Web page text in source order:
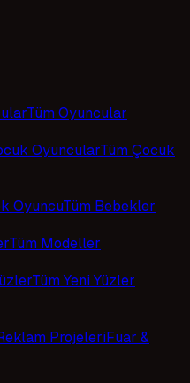
Tüm Oyuncular
OyuncularTüm Çocuk
OyuncuTüm Bebekler
Tüm Modeller
Tüm Yeni Yüzler
ProjeleriFuar &